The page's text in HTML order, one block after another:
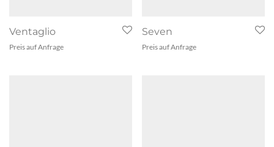
Ventaglio
Preis auf Anfrage
Seven
Preis auf Anfrage